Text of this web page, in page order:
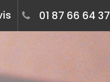
01 87 66 64 37